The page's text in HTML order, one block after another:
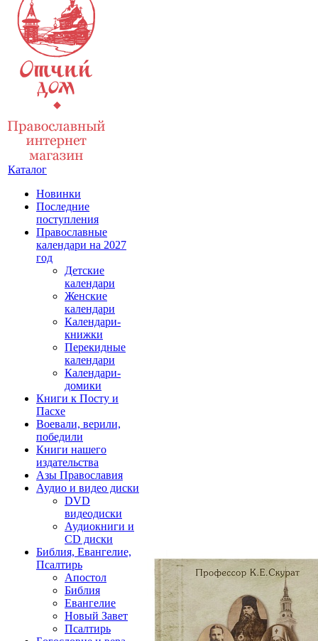
Каталог
Новинки
Последние
поступления
Православные
календари на 2027
год
Детские
календари
Женские
календари
Календари-
книжки
Перекидные
календари
Календари-
домики
Книги к Посту и
Пасхе
Воевали, верили,
победили
Книги нашего
издательства
Азы Православия
Аудио и видео диски
DVD
видеодиски
Аудиокниги и
CD диски
Библия, Евангелие,
Псалтирь
Апостол
Библия
Евангелие
Новый Завет
Псалтирь